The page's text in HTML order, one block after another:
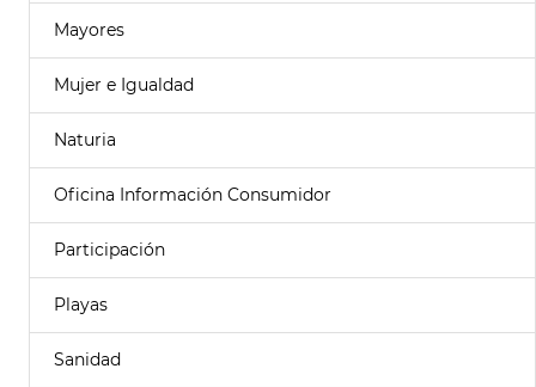
Mayores
Mujer e Igualdad
Naturia
Oficina Información Consumidor
Participación
Playas
Sanidad